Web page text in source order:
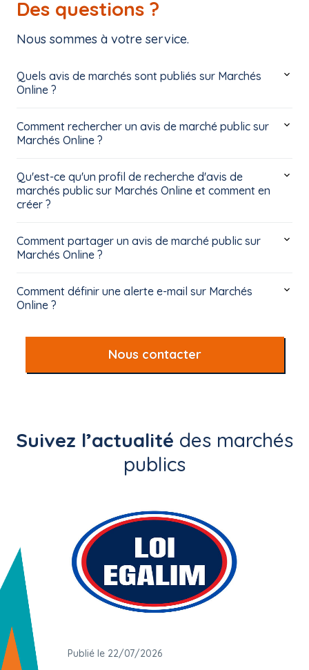
Des questions ?
Nous sommes à votre service.
Quels avis de marchés sont publiés sur Marchés
Online ?
Comment rechercher un avis de marché public sur
Marchés Online ?
Qu'est-ce qu'un profil de recherche d'avis de
marchés public sur Marchés Online et comment en
créer ?
Comment partager un avis de marché public sur
Marchés Online ?
Comment définir une alerte e-mail sur Marchés
Online ?
Nous contacter
Suivez l’actualité des marchés
publics
Publié le 22/07/2026